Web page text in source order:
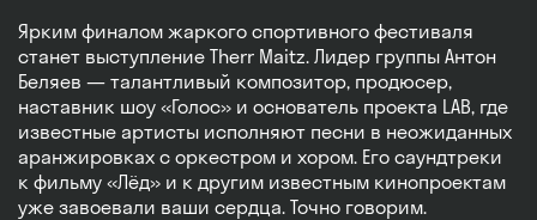
Ярким финалом жаркого спортивного фестиваля
станет выступление Therr Maitz. Лидер группы Антон
Беляев — талантливый композитор, продюсер,
наставник шоу «Голос» и основатель проекта LAB, где
известные артисты исполняют песни в неожиданных
аранжировках с оркестром и хором. Его саундтреки
к фильму «Лёд» и к другим известным кинопроектам
уже завоевали ваши сердца. Точно говорим.